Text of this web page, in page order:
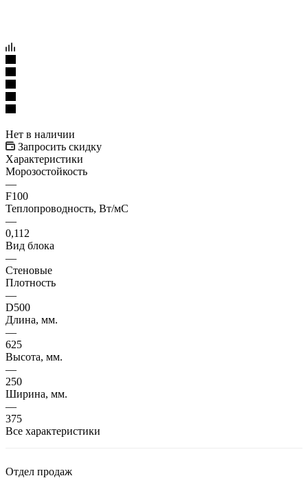
Нет в наличии
Запросить скидку
Характеристики
Морозостойкость
—
F100
Теплопроводность, Вт/мC
—
0,112
Вид блока
—
Стеновые
Плотность
—
D500
Длина, мм.
—
625
Высота, мм.
—
250
Ширина, мм.
—
375
Все характеристики
Отдел продаж